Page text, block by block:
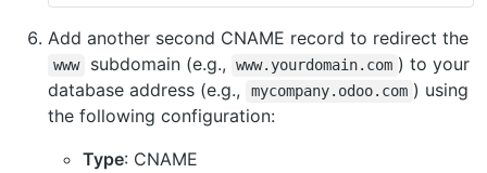
Add another second CNAME record to redirect the
www subdomain (e.g., www.yourdomain.com ) to your
database address (e.g.,
mycompany.odoo.com ) using
the following configuration:
Type: CNAME